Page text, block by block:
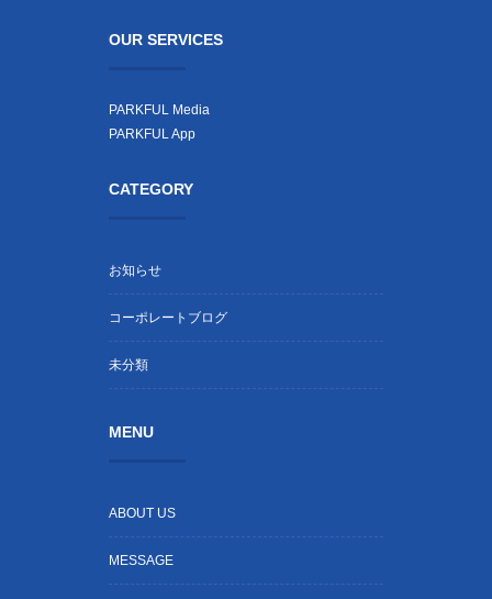
OUR SERVICES
PARKFUL Media
PARKFUL App
CATEGORY
お知らせ
コーポレートブログ
未分類
MENU
ABOUT US
MESSAGE